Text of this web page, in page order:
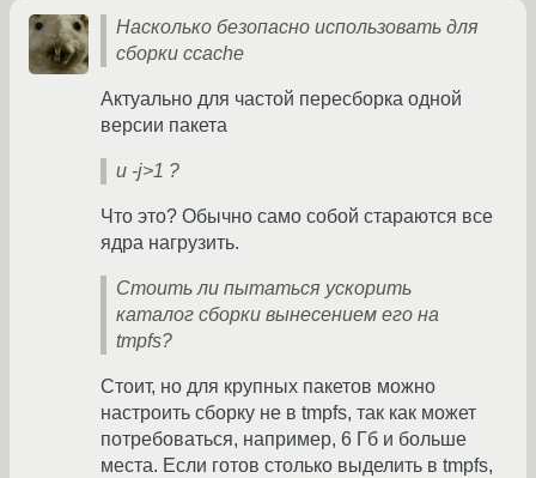
Насколько безопасно использовать для
сборки ccache
Актуально для частой пересборка одной
версии пакета
и -j>1 ?
Что это? Обычно само собой стараются все
ядра нагрузить.
Стоить ли пытаться ускорить
каталог сборки вынесением его на
tmpfs?
Стоит, но для крупных пакетов можно
настроить сборку не в tmpfs, так как может
потребоваться, например, 6 Гб и больше
места. Если готов столько выделить в tmpfs,